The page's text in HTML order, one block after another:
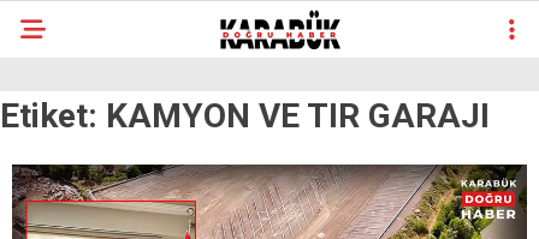
Etiket: KAMYON VE TIR GARAJI